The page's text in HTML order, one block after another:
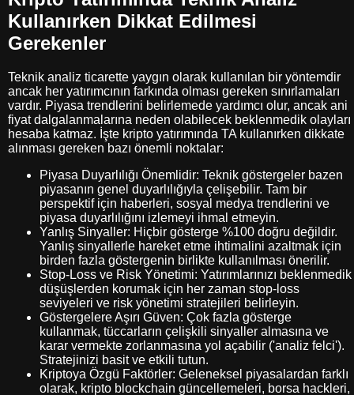
Kullanırken Dikkat Edilmesi
Gerekenler
Teknik analiz ticarette yaygın olarak kullanılan bir yöntemdir
ancak her yatırımcının farkında olması gereken sınırlamaları
vardır. Piyasa trendlerini belirlemede yardımcı olur, ancak ani
fiyat dalgalanmalarına neden olabilecek beklenmedik olayları
hesaba katmaz. İşte kripto yatırımında TA kullanırken dikkate
alınması gereken bazı önemli noktalar:
Piyasa Duyarlılığı Önemlidir: Teknik göstergeler bazen
piyasanın genel duyarlılığıyla çelişebilir. Tam bir
perspektif için haberleri, sosyal medya trendlerini ve
piyasa duyarlılığını izlemeyi ihmal etmeyin.
Yanlış Sinyaller: Hiçbir gösterge %100 doğru değildir.
Yanlış sinyallerle hareket etme ihtimalini azaltmak için
birden fazla göstergenin birlikte kullanılması önerilir.
Stop-Loss ve Risk Yönetimi: Yatırımlarınızı beklenmedik
düşüşlerden korumak için her zaman stop-loss
seviyeleri ve risk yönetimi stratejileri belirleyin.
Göstergelere Aşırı Güven: Çok fazla gösterge
kullanmak, tüccarların çelişkili sinyaller almasına ve
karar vermekte zorlanmasına yol açabilir ('analiz felci').
Stratejinizi basit ve etkili tutun.
Kriptoya Özgü Faktörler: Geleneksel piyasalardan farklı
olarak, kripto blockchain güncellemeleri, borsa hackleri,